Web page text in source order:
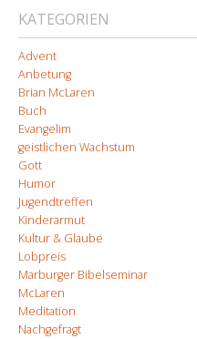
KATEGORIEN
Advent
Anbetung
Brian McLaren
Buch
Evangelim
geistlichen Wachstum
Gott
Humor
Jugendtreffen
Kinderarmut
Kultur & Glaube
Lobpreis
Marburger Bibelseminar
McLaren
Meditation
Nachgefragt